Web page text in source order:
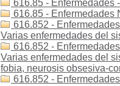
616.85 - Enfermedades
616.85 - Enfermedades
616.852 -
Varias enfermedades del
616.852 -
Varias enfermedades del
fobia, neurosis obsesiva-
616.852 -